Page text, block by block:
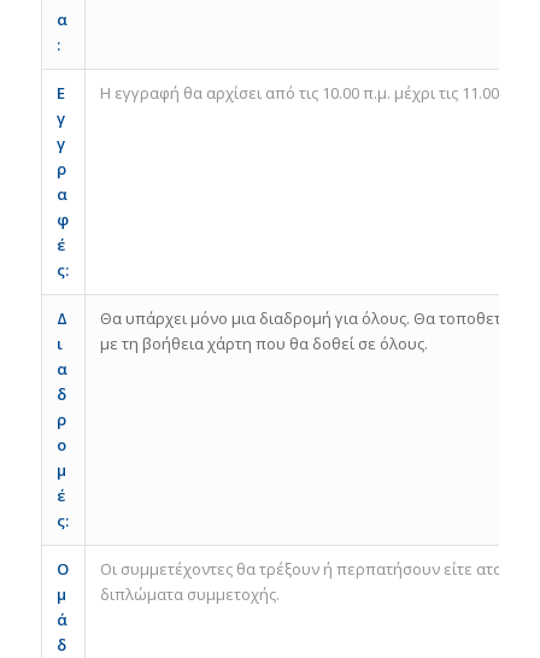
α
:
Ε
γ
γ
ρ
α
φ
έ
ς:
Η εγγραφή θα αρχίσει από τις 10.00 π.μ. μέχρι τις 11.00
Δ
ι
α
δ
ρ
ο
μ
έ
ς:
Θα υπάρχει μόνο μια διαδρομή για όλους. Θα
με τη βοήθεια χάρτη που θα δοθεί σε όλους.
Ο
μ
ά
δ
Οι συμμετέχοντες θα τρέξουν ή περπατήσουν είτε
διπλώματα συμμετοχής.